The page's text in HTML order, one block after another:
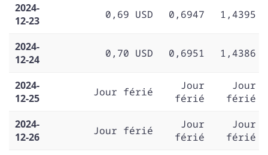
2024-
12-23
0,69 USD 0,6947 1,4395
2024-
12-24
0,70 USD 0,6951 1,4386
2024-
12-25
Jour férié
Jour
férié
Jour
férié
2024-
12-26
Jour férié
Jour
férié
Jour
férié